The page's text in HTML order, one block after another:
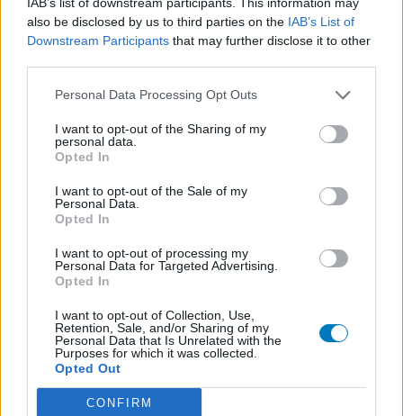
also be disclosed by us to third parties on the IAB’s List of
Downstream Participants that may further disclose it to other
Personal Data Processing Opt Outs
I want to opt-out of the Sharing of my
personal data.
Opted In
I want to opt-out of the Sale of my
Personal Data.
Opted In
I want to opt-out of processing my
Personal Data for Targeted Advertising.
Opted In
I want to opt-out of Collection, Use,
Retention, Sale, and/or Sharing of my
Personal Data that Is Unrelated with the
Purposes for which it was collected.
Opted Out
CONFIRM
1 2 3 4 5
Médicaments avec le plus grand nombre d'avis
Levothyrox (1669)
Glande thyroïde - hypothyroïdie (à action lente)
Mirena (1581)
Tramadol (932)
Douleurs - morphine
Paroxetine (775)
Dépression - antidépresseurs IRS
Effexor (690)
Dépression - antidépresseurs autre
Champix (604)
Toxicomanie
Sertraline (579)
Dépression - antidépresseurs IRS